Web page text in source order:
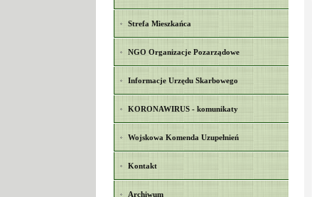
Strefa Mieszkańca
NGO Organizacje Pozarządowe
Informacje Urzędu Skarbowego
KORONAWIRUS - komunikaty
Wojskowa Komenda Uzupełnień
Kontakt
Archiwum